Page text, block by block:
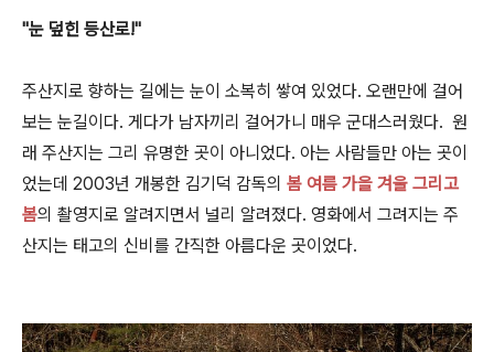
"눈 덮힌 등산로!"
주산지로 향하는 길에는 눈이 소복히 쌓여 있었다. 오랜만에 걸어
보는 눈길이다. 게다가 남자끼리 걸어가니 매우 군대스러웠다. 원
래 주산지는 그리 유명한 곳이 아니었다. 아는 사람들만 아는 곳이
었는데 2003년 개봉한 김기덕 감독의 봄 여름 가을 겨울 그리고
봄의 촬영지로 알려지면서 널리 알려졌다. 영화에서 그려지는 주
산지는 태고의 신비를 간직한 아름다운 곳이었다.